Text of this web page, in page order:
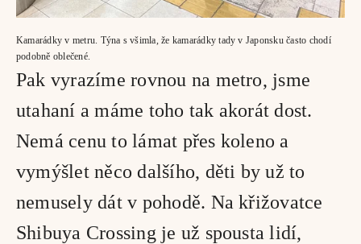
Kamarádky v metru. Týna s všimla, že kamarádky tady v Japonsku často chodí
podobně oblečené.
Pak vyrazíme rovnou na metro, jsme
utahaní a máme toho tak akorát dost.
Nemá cenu to lámat přes koleno a
vymýšlet něco dalšího, děti by už to
nemusely dát v pohodě. Na křižovatce
Shibuya Crossing je už spousta lidí,